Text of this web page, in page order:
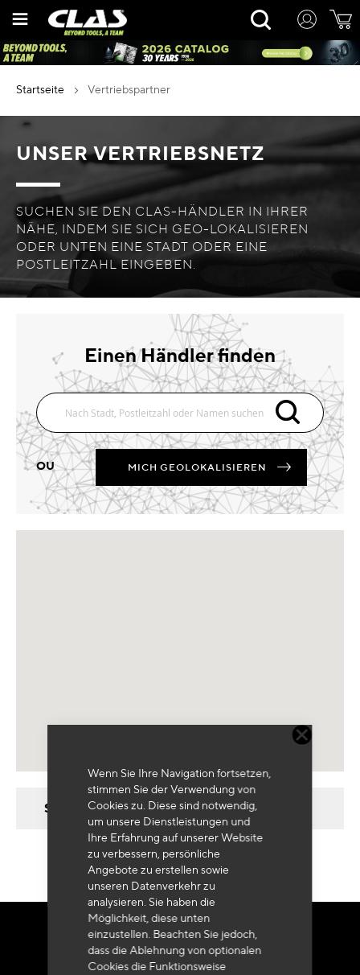
Wenn Sie Ihre Navigation fortsetzen,
stimmen Sie der Verwendung von
Cookies zu. Diese sind notwendig,
um unsere Dienstleistungen und
Ihre Erfahrung auf unserer Website
zu verbessern, persönliche
Angebote zu erstellen sowie
unseren Datenverkehr zu
analysieren. Sie haben die
Möglichkeit, diese unten
einzustellen. Beachten Sie jedoch,
dass die Ablehnung von optionalen
Cookies die Funktionsweise
Inhalt
Rechercher
startseite vertriebspartner
UNSER VERTRIEBSNETZ
SUCHEN SIE DEN CLAS-HÄNDLER IN IHRER
NÄHE, INDEM SIE SICH GEO-LOKALISIEREN
ODER UNTEN EINE STADT ODER EINE
POSTLEITZAHL EINGEBEN.
Einen Händler finden
OU MICH GEOLOKALISIEREN
Sie haben noch keine Ergebnisse
BESTELLEN SIE
IN ALLER RUHE